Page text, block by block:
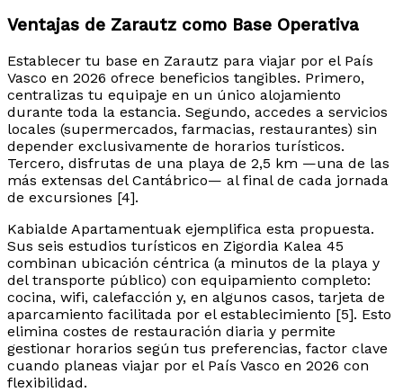
Ventajas de Zarautz como Base Operativa
Establecer tu base en Zarautz para viajar por el País
Vasco en 2026 ofrece beneficios tangibles. Primero,
centralizas tu equipaje en un único alojamiento
durante toda la estancia. Segundo, accedes a servicios
locales (supermercados, farmacias, restaurantes) sin
depender exclusivamente de horarios turísticos.
Tercero, disfrutas de una playa de 2,5 km —una de las
más extensas del Cantábrico— al final de cada jornada
de excursiones [4].
Kabialde Apartamentuak ejemplifica esta propuesta.
Sus seis estudios turísticos en Zigordia Kalea 45
combinan ubicación céntrica (a minutos de la playa y
del transporte público) con equipamiento completo:
cocina, wifi, calefacción y, en algunos casos, tarjeta de
aparcamiento facilitada por el establecimiento [5]. Esto
elimina costes de restauración diaria y permite
gestionar horarios según tus preferencias, factor clave
cuando planeas viajar por el País Vasco en 2026 con
flexibilidad.